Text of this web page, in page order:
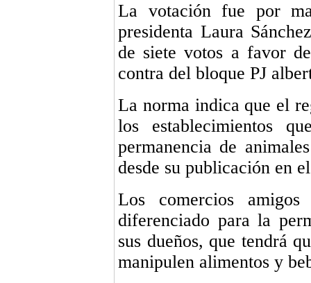
La votación fue por
presidenta Laura
de siete votos a favor
contra del bloque PJ
La norma indica que el
los establecimientos
permanencia de
desde su publicación en
Los comercios
diferenciado para la
sus dueños, que tendrá
manipulen alimentos y